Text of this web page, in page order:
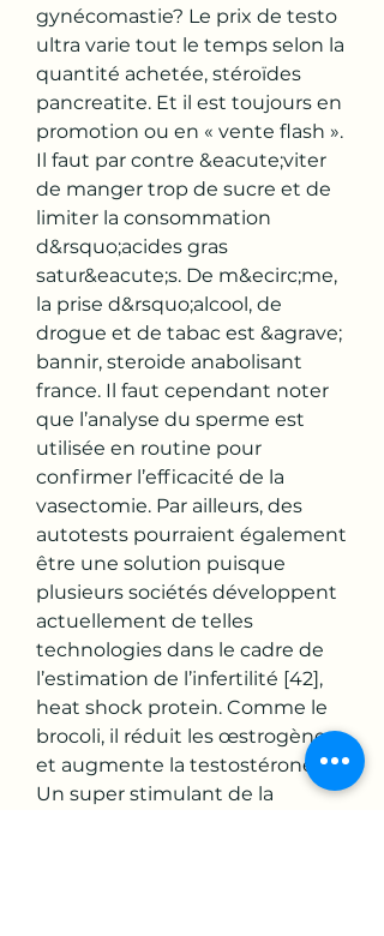
gynécomastie? Le prix de testo
ultra varie tout le temps selon la
quantité achetée, stéroïdes
pancreatite. Et il est toujours en
promotion ou en « vente flash ».
Il faut par contre &eacute;viter
de manger trop de sucre et de
limiter la consommation
d&rsquo;acides gras
satur&eacute;s. De m&ecirc;me,
la prise d&rsquo;alcool, de
drogue et de tabac est &agrave;
bannir, steroide anabolisant
france. Il faut cependant noter
que l’analyse du sperme est
utilisée en routine pour
confirmer l’efficacité de la
vasectomie. Par ailleurs, des
autotests pourraient également
être une solution puisque
plusieurs sociétés développent
actuellement de telles
technologies dans le cadre de
l’estimation de l’infertilité [42],
heat shock protein. Comme le
brocoli, il réduit les œstrogènes
et augmente la testostérone.
Un super stimulant de la